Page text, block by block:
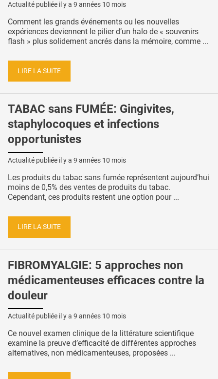
Actualité publiée il y a 9 années 10 mois
Comment les grands événements ou les nouvelles
expériences deviennent le pilier d’un halo de « souvenirs
flash » plus solidement ancrés dans la mémoire, comme ...
LIRE LA SUITE
TABAC sans FUMÉE: Gingivites,
staphylocoques et infections
opportunistes
Actualité publiée il y a 9 années 10 mois
Les produits du tabac sans fumée représentent aujourd’hui
moins de 0,5% des ventes de produits du tabac.
Cependant, ces produits restent une option pour ...
LIRE LA SUITE
FIBROMYALGIE: 5 approches non
médicamenteuses efficaces contre la
douleur
Actualité publiée il y a 9 années 10 mois
Ce nouvel examen clinique de la littérature scientifique
examine la preuve d’efficacité de différentes approches
alternatives, non médicamenteuses, proposées ...